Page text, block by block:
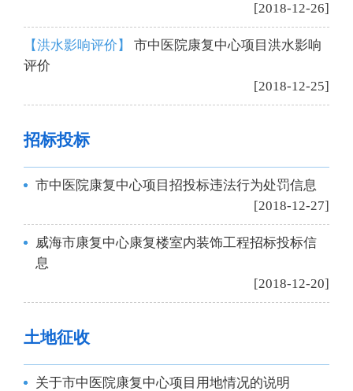
[2018-12-26]
【洪水影响评价】 市中医院康复中心项目洪水影响
评价
[2018-12-25]
招标投标
市中医院康复中心项目招投标违法行为处罚信息
[2018-12-27]
威海市康复中心康复楼室内装饰工程招标投标信
息
[2018-12-20]
土地征收
关于市中医院康复中心项目用地情况的说明